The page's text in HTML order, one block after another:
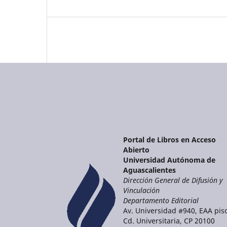
Portal de Libros en Acceso
Abierto
Universidad Autónoma de
Aguascalientes
Dirección General de Difusión y
Vinculación
Departamento Editorial
Av. Universidad #940, EAA
Cd. Universitaria, CP 20100